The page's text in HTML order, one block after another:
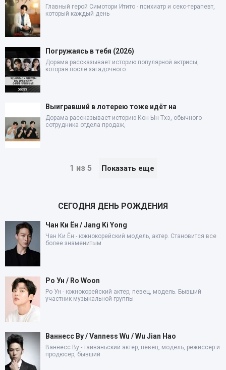
Главный герой Симотори Итито - психиатр и секс-терапевт,
который каждый день
Погружаясь в тебя (2026)
Дорама рассказывает историю популярной актрисы,
которая после загадочного
Выигравший в лотерею тоже идёт на
Дорама рассказывает историю Кон Ын Тхэ, обычного
сотрудника отдела продаж,
1 из 5 Показать еще
СЕГОДНЯ ДЕНЬ РОЖДЕНИЯ
Чан Ки Ён / Jang Ki Yong
Чан Ки Ён - южнокорейский модель, актер. Становится все
более знаменитым
Ро Ун / Ro Woon
Ро Ун - южнокорейский актер, певец, модель. Бывший
участник музыкальной группы
Ваннесс Ву / Vanness Wu / Wu Jian Hao
Ваннесс Ву - тайваньский актер, певец, модель, режиссер и
продюсер, бывший